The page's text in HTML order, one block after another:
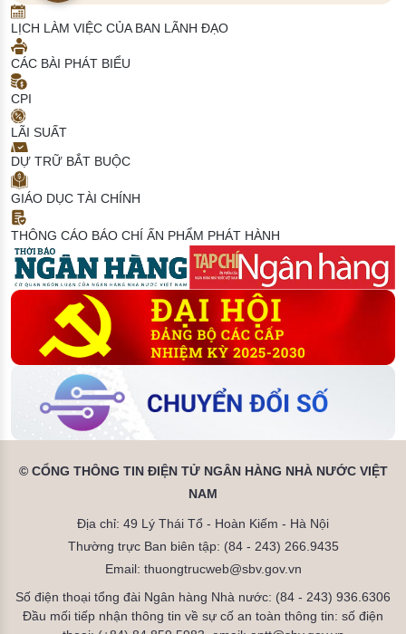
LỊCH LÀM VIỆC CỦA BAN LÃNH ĐẠO
CÁC BÀI PHÁT BIỂU
CPI
LÃI SUẤT
DỰ TRỮ BẮT BUỘC
GIÁO DỤC TÀI CHÍNH
THÔNG CÁO BÁO CHÍ ẤN PHẨM PHÁT HÀNH
© CỔNG THÔNG TIN ĐIỆN TỬ NGÂN HÀNG NHÀ NƯỚC VIỆT
NAM
Địa chỉ: 49 Lý Thái Tổ - Hoàn Kiếm - Hà Nội
Thường trực Ban biên tập: (84 - 243) 266.9435
Email: thuongtrucweb@sbv.gov.vn
Số điện thoại tổng đài Ngân hàng Nhà nước: (84 - 243) 936.6306
Đầu mối tiếp nhận thông tin về sự cố an toàn thông tin: số điện